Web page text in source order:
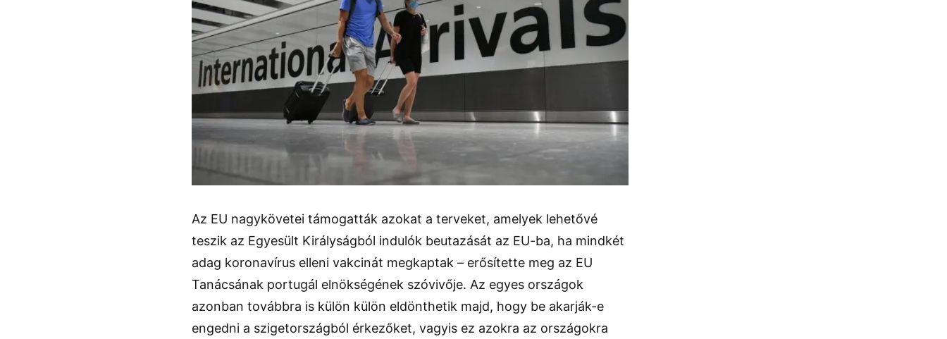
Az EU nagykövetei támogatták azokat a terveket, amelyek lehetővé
teszik az Egyesült Királyságból indulók beutazását az EU-ba, ha mindkét
adag koronavírus elleni vakcinát megkaptak – erősítette meg az EU
Tanácsának portugál elnökségének szóvivője. Az egyes országok
azonban továbbra is külön külön eldönthetik majd, hogy be akarják-e
engedni a szigetországból érkezőket, vagyis ez azokra az országokra